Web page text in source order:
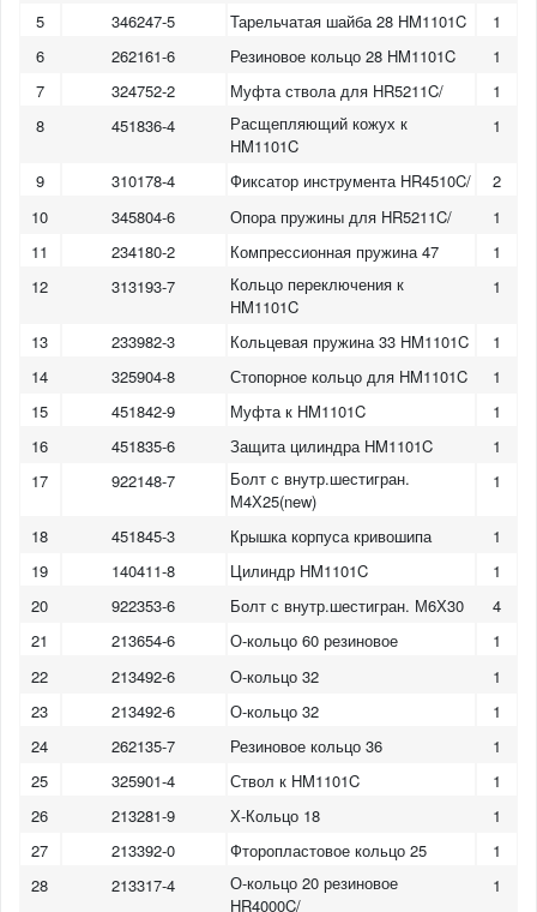
5 346247-5 Тарельчатая шайба 28 HM1101C
1
6
262161-6 Резиновое кольцо 28 HM1101C
1
7
324752-2 Муфта ствола для HR5211C/
1
8
451836-4
Расщепляющий кожух к
HM1101C
1
9 310178-4 Фиксатор инструмента HR4510C/
2
10
345804-6 Опора пружины для HR5211C/
1
11
234180-2 Компрессионная пружина 47
1
12
313193-7
Кольцо переключения к
HM1101C
1
13 233982-3 Кольцевая пружина 33 HM1101C
1
14
325904-8 Стопорное кольцо для HM1101C
1
15
451842-9 Муфта к HM1101C
1
16
451835-6 Защита цилиндра HM1101C
1
17
922148-7
Болт с внутр.шестигран.
М4Х25(new)
1
18 451845-3 Крышка корпуса кривошипа
1
19
140411-8 Цилиндр HM1101C
1
20
922353-6 Болт с внутр.шестигран. М6Х30
4
21
213654-6 О-кольцо 60 резиновое
1
22
213492-6 О-кольцо 32
1
23
213492-6 О-кольцо 32
1
24
262135-7 Резиновое кольцо 36
1
25
325901-4 Ствол к HM1101C
1
26
213281-9 Х-Кольцо 18
1
27
213392-0 Фторопластовое кольцо 25
1
28
213317-4
О-кольцо 20 резиновое
HR4000C/
1